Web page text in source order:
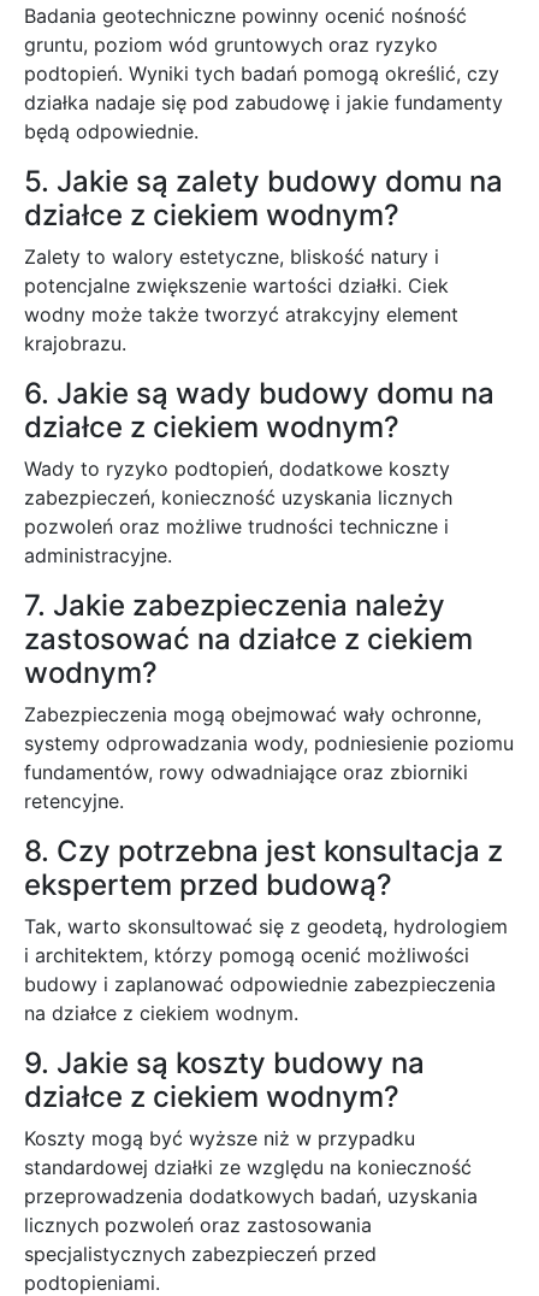
Badania geotechniczne powinny ocenić nośność
gruntu, poziom wód gruntowych oraz ryzyko
podtopień. Wyniki tych badań pomogą określić, czy
działka nadaje się pod zabudowę i jakie fundamenty
będą odpowiednie.
5. Jakie są zalety budowy domu na
działce z ciekiem wodnym?
Zalety to walory estetyczne, bliskość natury i
potencjalne zwiększenie wartości działki. Ciek
wodny może także tworzyć atrakcyjny element
krajobrazu.
6. Jakie są wady budowy domu na
działce z ciekiem wodnym?
Wady to ryzyko podtopień, dodatkowe koszty
zabezpieczeń, konieczność uzyskania licznych
pozwoleń oraz możliwe trudności techniczne i
administracyjne.
7. Jakie zabezpieczenia należy
zastosować na działce z ciekiem
wodnym?
Zabezpieczenia mogą obejmować wały ochronne,
systemy odprowadzania wody, podniesienie poziomu
fundamentów, rowy odwadniające oraz zbiorniki
retencyjne.
8. Czy potrzebna jest konsultacja z
ekspertem przed budową?
Tak, warto skonsultować się z geodetą, hydrologiem
i architektem, którzy pomogą ocenić możliwości
budowy i zaplanować odpowiednie zabezpieczenia
na działce z ciekiem wodnym.
9. Jakie są koszty budowy na
działce z ciekiem wodnym?
Koszty mogą być wyższe niż w przypadku
standardowej działki ze względu na konieczność
przeprowadzenia dodatkowych badań, uzyskania
licznych pozwoleń oraz zastosowania
specjalistycznych zabezpieczeń przed
podtopieniami.